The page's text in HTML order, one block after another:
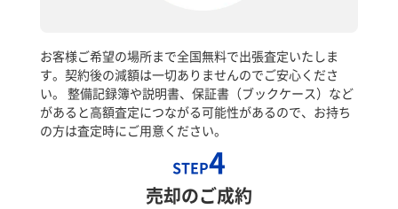
お客様ご希望の場所まで全国無料で出張査定いたしま
す。契約後の減額は一切ありませんのでご安心くださ
い。 整備記録簿や説明書、保証書（ブックケース）など
があると高額査定につながる可能性があるので、お持ち
の方は査定時にご用意ください。
STEP4
売却のご成約